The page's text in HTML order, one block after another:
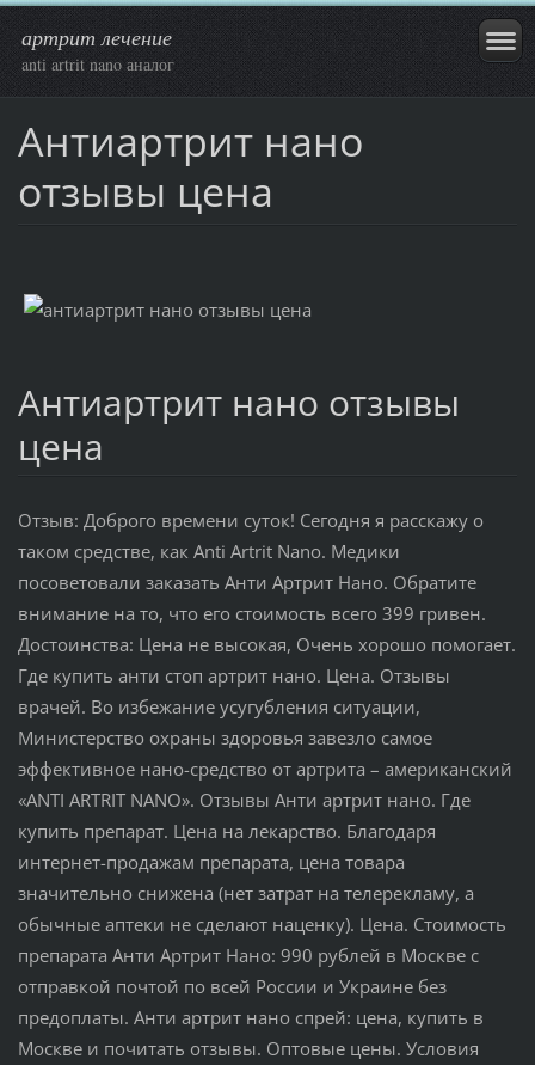
артрит лечение
anti artrit nano аналог
Антиартрит нано
отзывы цена
Антиартрит нано отзывы
цена
Отзыв: Доброго времени суток! Сегодня я расскажу о
таком средстве, как Anti Artrit Nano. Медики
посоветовали заказать Анти Артрит Нано. Обратите
внимание на то, что его стоимость всего 399 гривен.
Достоинства: Цена не высокая, Очень хорошо помогает.
Где купить анти стоп артрит нано. Цена. Отзывы
врачей. Во избежание усугубления ситуации,
Министерство охраны здоровья завезло самое
эффективное нано-средство от артрита – американский
«ANTI ARTRIT NANO». Отзывы Анти артрит нано. Где
купить препарат. Цена на лекарство. Благодаря
интернет-продажам препарата, цена товара
значительно снижена (нет затрат на телерекламу, а
обычные аптеки не сделают наценку). Цена. Стоимость
препарата Анти Артрит Нано: 990 рублей в Москве с
отправкой почтой по всей России и Украине без
предоплаты. Анти артрит нано спрей: цена, купить в
Москве и почитать отзывы. Оптовые цены. Условия